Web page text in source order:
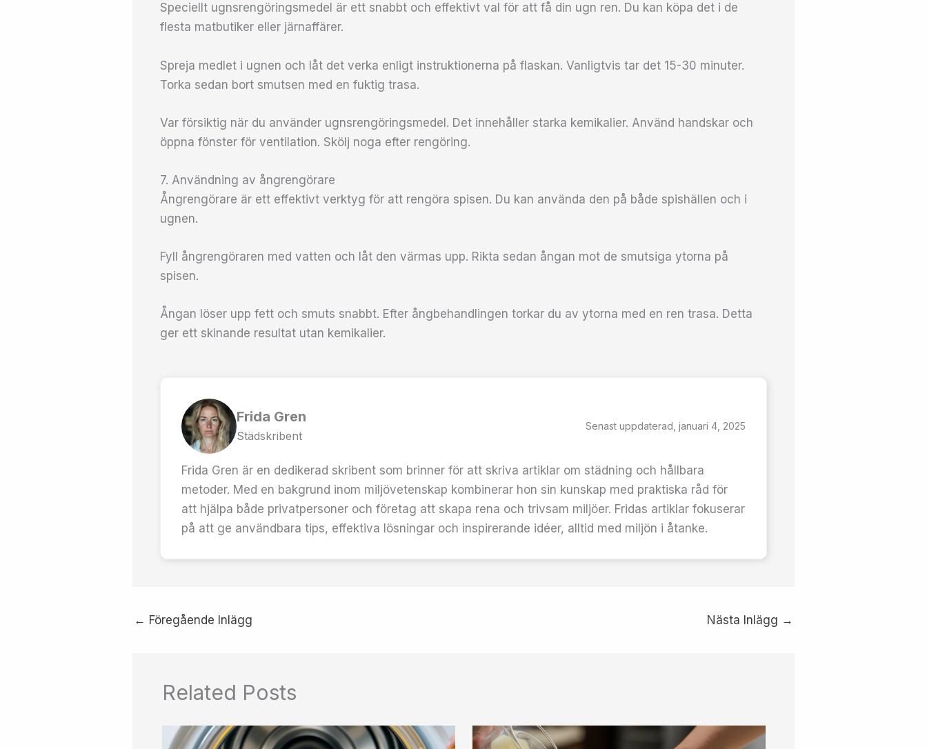
Speciellt ugnsrengöringsmedel är ett snabbt och effektivt val för att få din ugn ren. Du kan köpa det i de
flesta matbutiker eller järnaffärer.
Spreja medlet i ugnen och låt det verka enligt instruktionerna på flaskan. Vanligtvis tar det 15-30 minuter.
Torka sedan bort smutsen med en fuktig trasa.
Var försiktig när du använder ugnsrengöringsmedel. Det innehåller starka kemikalier. Använd handskar och
öppna fönster för ventilation. Skölj noga efter rengöring.
7. Användning av ångrengörare
Ångrengörare är ett effektivt verktyg för att rengöra spisen. Du kan använda den på både spishällen och i
ugnen.
Fyll ångrengöraren med vatten och låt den värmas upp. Rikta sedan ångan mot de smutsiga ytorna på
spisen.
Ångan löser upp fett och smuts snabbt. Efter ångbehandlingen torkar du av ytorna med en ren trasa. Detta
ger ett skinande resultat utan kemikalier.
Frida Gren
Städskribent
Senast uppdaterad, januari 4, 2025
Frida Gren är en dedikerad skribent som brinner för att skriva artiklar om städning och hållbara
metoder. Med en bakgrund inom miljövetenskap kombinerar hon sin kunskap med praktiska råd för
att hjälpa både privatpersoner och företag att skapa rena och trivsam miljöer. Fridas artiklar fokuserar
på att ge användbara tips, effektiva lösningar och inspirerande idéer, alltid med miljön i åtanke.
← Föregående Inlägg Nästa Inlägg →
Related Posts